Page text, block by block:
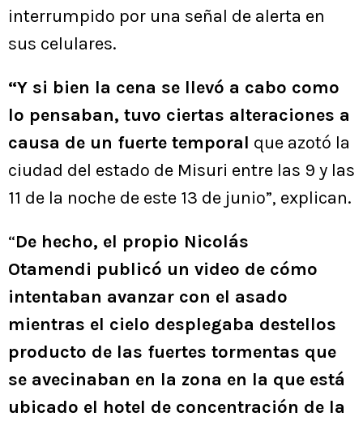
interrumpido por una señal de alerta en
sus celulares.
“Y si bien la cena se llevó a cabo como
lo pensaban, tuvo ciertas alteraciones a
causa de un fuerte temporal que azotó la
ciudad del estado de Misuri entre las 9 y las
11 de la noche de este 13 de junio”, explican.
“De hecho, el propio Nicolás
Otamendi publicó un video de cómo
intentaban avanzar con el asado
mientras el cielo desplegaba destellos
producto de las fuertes tormentas que
se avecinaban en la zona en la que está
ubicado el hotel de concentración de la